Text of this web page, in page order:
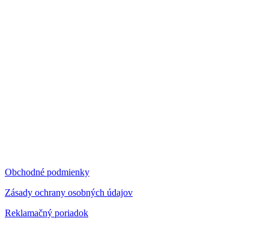
Obchodné podmienky
Zásady ochrany osobných údajov
Reklamačný poriadok